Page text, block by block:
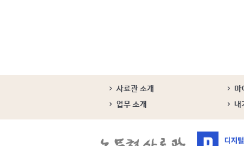
사료관 소개 마
업무 소개
내